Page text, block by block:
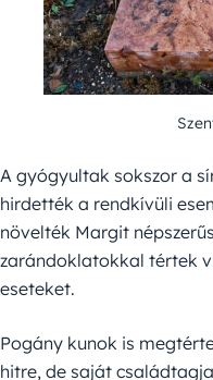
A gyógyultak sokszor a
hirdették a rendkívüli
növelték Margit
zarándoklatokkal tértek
eseteket.
Pogány kunok is
hitre, de saját